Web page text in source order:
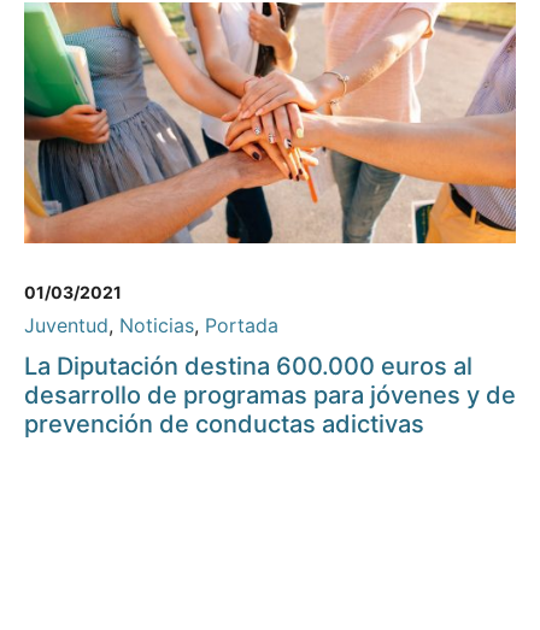
01/03/2021
Juventud, Noticias, Portada
La Diputación destina 600.000 euros al
desarrollo de programas para jóvenes y de
prevención de conductas adictivas